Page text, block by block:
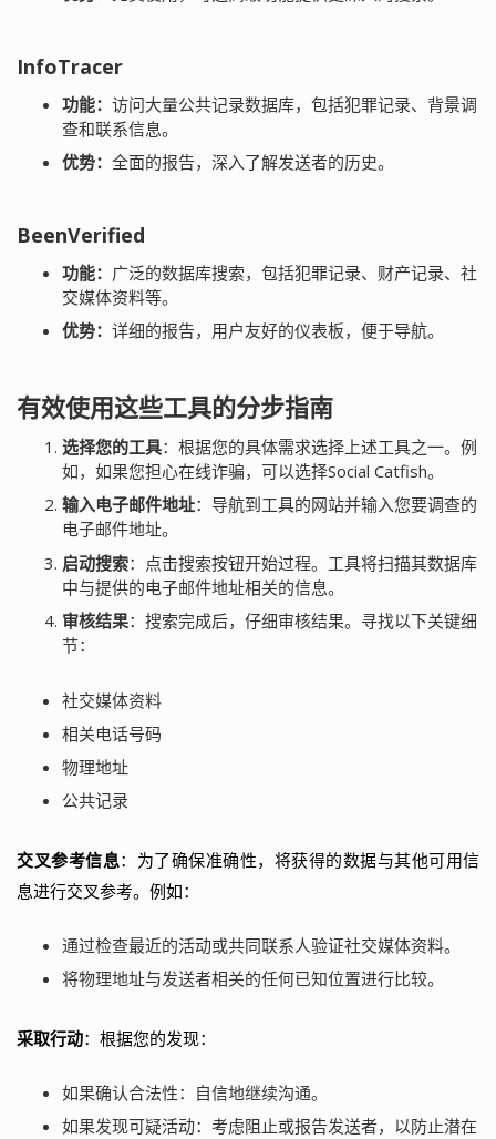
InfoTracer
功能： 访问大量公共记录数据库，包括犯罪记录、背景调
查和联系信息。
优势： 全面的报告，深入了解发送者的历史。
BeenVerified
功能： 广泛的数据库搜索，包括犯罪记录、财产记录、社
交媒体资料等。
优势： 详细的报告，用户友好的仪表板，便于导航。
有效使用这些工具的分步指南
选择您的工具：根据您的具体需求选择上述工具之一。例
如，如果您担心在线诈骗，可以选择Social Catfish。
输入电子邮件地址：导航到工具的网站并输入您要调查的
电子邮件地址。
启动搜索：点击搜索按钮开始过程。工具将扫描其数据库
中与提供的电子邮件地址相关的信息。
审核结果：搜索完成后，仔细审核结果。寻找以下关键细
节：
社交媒体资料
相关电话号码
物理地址
公共记录
交叉参考信息：为了确保准确性，将获得的数据与其他可用信
息进行交叉参考。例如：
通过检查最近的活动或共同联系人验证社交媒体资料。
将物理地址与发送者相关的任何已知位置进行比较。
采取行动：根据您的发现：
如果确认合法性：自信地继续沟通。
如果发现可疑活动：考虑阻止或报告发送者，以防止潜在